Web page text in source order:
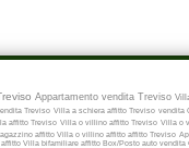
Appartamento vendita Treviso
Treviso Villa a schiera affitto Treviso vendita
affitto Treviso Villa o villino affitto Treviso Villa o
affitto Villa o villino affitto affitto Treviso
affitto Villa bifamiliare affitto Box/Posto auto vendita